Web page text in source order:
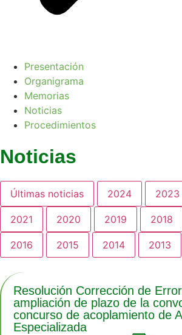
Presentación
Organigrama
Memorias
Noticias
Procedimientos
Noticias
Últimas noticias 2024 2023
2021 2020 2019 2018
2016 2015 2014 2013
Resolución Corrección de
ampliación de plazo de la
concurso de acoplamiento de
Especializada